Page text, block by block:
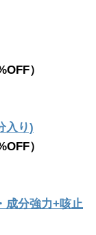
）
入り)
）
成分強力+咳止